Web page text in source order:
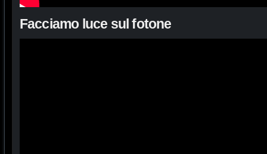
Facciamo luce sul fotone